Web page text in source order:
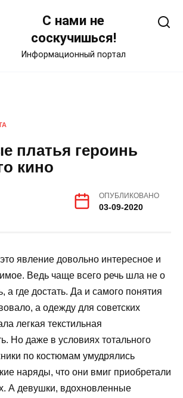
С нами не
соскучишься!
Информационный портал
платья героинь
кино
ОПУБЛИКОВАНО
03-09-2020
явление довольно интересное и
Ведь чаще всего речь шла не о
а где достать. Да и самого понятия
а одежду для советских
легкая текстильная
Но даже в условиях тотального
по костюмам умудрялись
наряды, что они вмиг приобретали
А девушки, вдохновленные